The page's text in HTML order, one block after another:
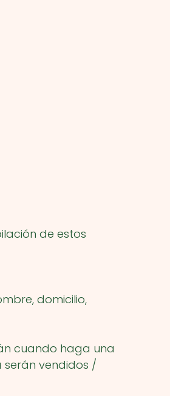
de estos
domicilio,
cuando haga una
serán vendidos /